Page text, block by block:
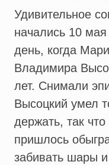
Удивительное
начались 10
день, когда
Владимира
лет. Снимали
Высоцкий умел
держать, так
пришлось
забивать шары